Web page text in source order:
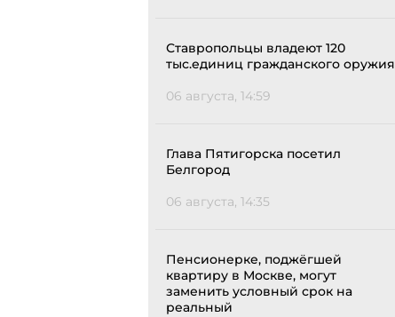
Ставропольцы владеют 120
тыс.единиц гражданского оружия
06 августа, 14:59
Глава Пятигорска посетил
Белгород
06 августа, 14:35
Пенсионерке, поджёгшей
квартиру в Москве, могут
заменить условный срок на
реальный